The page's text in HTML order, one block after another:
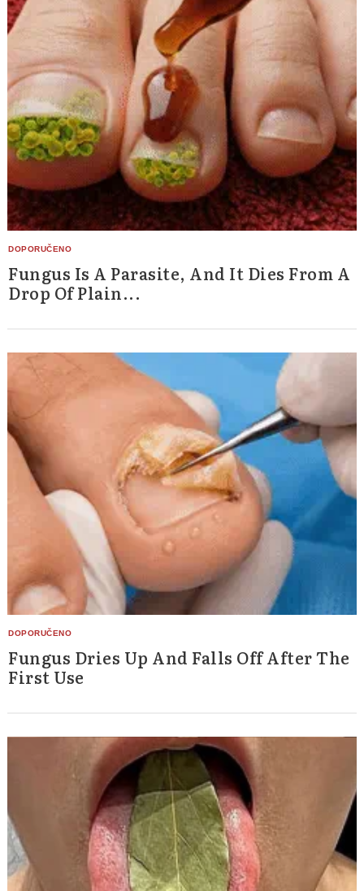
Fungus Is A Parasite, And It Dies From A
Drop Of Plain...
Fungus Dries Up And Falls Off After The
First Use
Search
for: